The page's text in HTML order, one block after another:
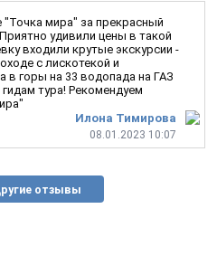
Илона Тимирова
08.01.2023 10:07
мира" за прекрасный
удивили цены в такой
входили крутые экскурсии -
с лискотекой и
в горы на 33 водопада на ГАЗ
тура! Рекомендуем
отзывы